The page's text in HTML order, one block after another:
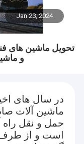
Jan 23, 2024
تحویل ماشین های
و
در سال های
ماشین آلات
حمل و نقل راه
است و از